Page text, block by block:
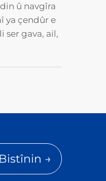
û navgîra
ya çendûr e
ser gava, ail,
→